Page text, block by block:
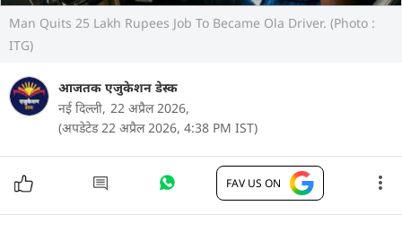
Man Quits 25 Lakh Rupees Job To Became Ola Driver. (Photo :
ITG)
आजतक एजुकेशन डेस्क
नई दिल्ली, 22 अप्रैल 2026,
(अपडेटेड 22 अप्रैल 2026, 4:38 PM IST)
FAV US ON